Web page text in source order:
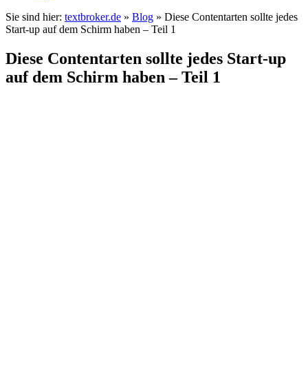
Sie sind hier: textbroker.de » Blog » Diese Contentarten sollte jedes
Start-up auf dem Schirm haben – Teil 1
Diese Contentarten sollte jedes Start-up
auf dem Schirm haben – Teil 1